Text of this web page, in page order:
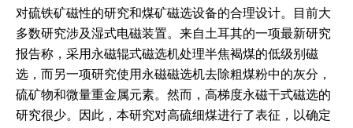
对硫铁矿磁性的研究和煤矿磁选设备的合理设计。目前大
多数研究涉及湿式电磁装置。来自土耳其的一项最新研究
报告称，采用永磁辊式磁选机处理半焦褐煤的低级别磁
选，而另一项研究使用永磁磁选机去除粗煤粉中的灰分，
硫矿物和微量重金属元素。然而，高梯度永磁干式磁选的
研究很少。因此，本研究对高硫细煤进行了表征，以确定